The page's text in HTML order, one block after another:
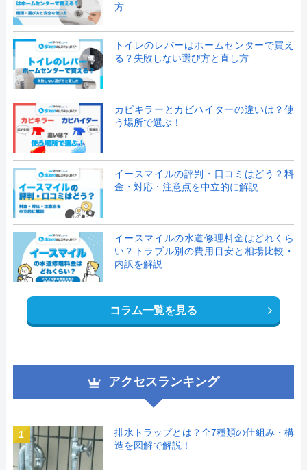
方
トイレのレバーはホームセンターで買え
る？失敗しない選び方と直し方
カビキラーとカビハイターの違いは？使
う場所で選ぶ！
イースマイルの評判・口コミはどう？料
金・対応・注意点を中立的に解説
イースマイルの水道修理料金はどれくら
い？トラブル別の費用目安と相場比較・
内訳を解説
コラム一覧を見る
アクセスランキング
1
排水トラップとは？全7種類の仕組み・構
造を図解で解説！